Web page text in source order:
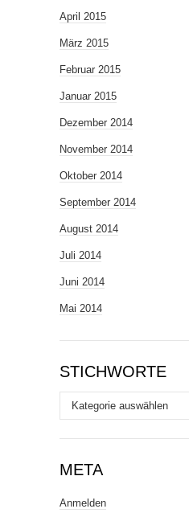
April 2015
März 2015
Februar 2015
Januar 2015
Dezember 2014
November 2014
Oktober 2014
September 2014
August 2014
Juli 2014
Juni 2014
Mai 2014
STICHWORTE
Stichworte
META
Anmelden